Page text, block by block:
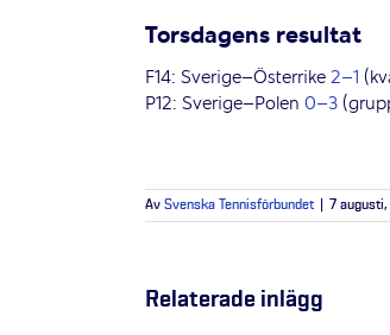
Torsdagens resultat
F14: Sverige–Österrike2–1
P12: Sverige–Polen 0–3
Av Svenska Tennisförbundet 7
Relaterade inlägg